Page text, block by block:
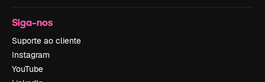
Siga-nos
Suporte ao cliente
Instagram
YouTube